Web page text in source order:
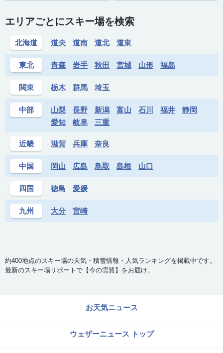
エリアごとにスキー場を検索
北海道 道央 道南 道北 道東
東北 青森 岩手 秋田 宮城 山形 福島
関東 栃木 群馬 埼玉
中部 山梨 長野 新潟 富山 石川 福井
静岡
愛知
岐阜 三重
近畿 滋賀 兵庫 奈良
中国 岡山 広島 鳥取 島根 山口
四国 徳島 愛媛
九州 大分 宮崎
約400地点のスキー場の天気・積雪情報・人気ランキングを掲載中です。
最新のスキー場リポートで【今の雪質】をお届け。
お天気ニュース
ウェザーニュース トップ